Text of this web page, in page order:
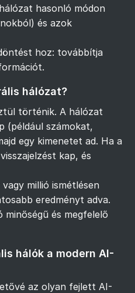
hasonló módon
és azok
hoz: továbbítja
hálózat?
történik. A hálózat
(például számokat,
egy kimenetet ad. Ha a
kap, és
millió ismétlésen
eredményt adva.
és megfelelő
hálók a modern AI-
az olyan fejlett AI-